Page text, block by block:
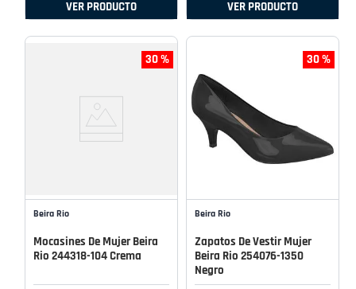
VER PRODUCTO VER PRODUCTO
30 %
Beira Rio
Mocasines De Mujer Beira
Rio 244318-104 Crema
30 %
Beira Rio
Zapatos De Vestir Mujer
Beira Rio 254076-1350
Negro